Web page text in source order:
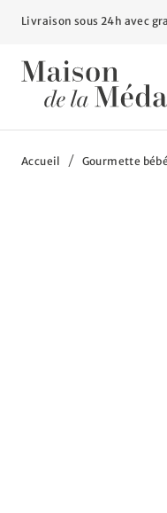
Livraison sous 24h avec
Vous êtes ici :
Accueil Gourmette bébé